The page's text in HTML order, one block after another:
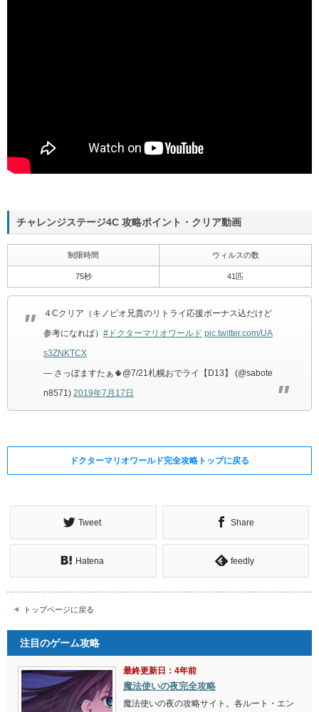
チャレンジステージ4C 攻略ポイント・クリア動画
制限時間 ウィルスの数
75秒 41匹
４Cクリア（キノピオ兄貴のリトライ応援ボーナス込だけど
参考になれば） #ドクターマリオワールド pic.twitter.com/UA
s3ZNKTCX
— さっぼますたぁ🌵@7/21札幌おでライ【D13】 (@sabote
n8571) 2019年7月17日
ドクターマリオワールド完全攻略トップに戻る
Tweet Share
Hatena feedly
トップページに戻る
注目のゲーム攻略
最終更新日：4年前
魔法使いの夜完全攻略
魔法使いの夜の攻略サイト。各ルート・エン